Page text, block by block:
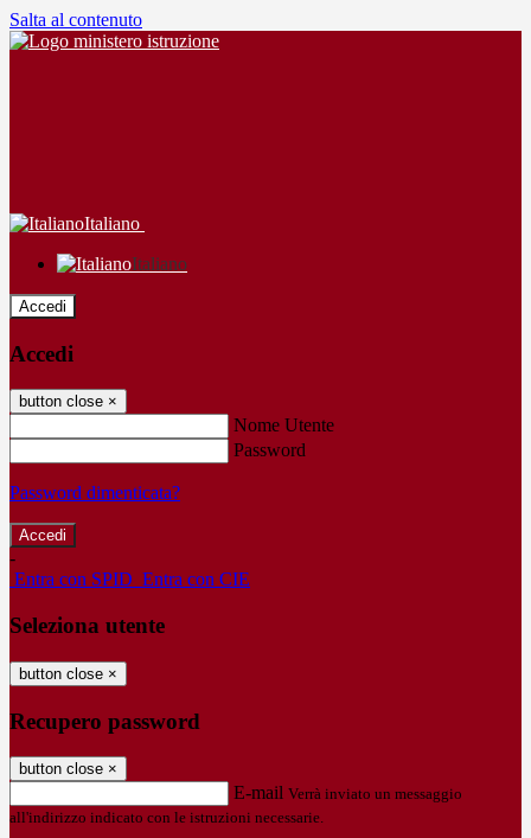
Salta al contenuto
Italiano
Italiano
Accedi
Accedi
button close ×
Nome Utente
Password
Password dimenticata?
-
Entra con SPID Entra con CIE
Seleziona utente
button close ×
Recupero password
button close ×
E-mail Verrà inviato un messaggio
all'indirizzo indicato con le istruzioni necessarie.